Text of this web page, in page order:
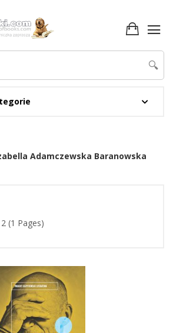
🔍
Adamczewska Baranowska
(1 Pages)